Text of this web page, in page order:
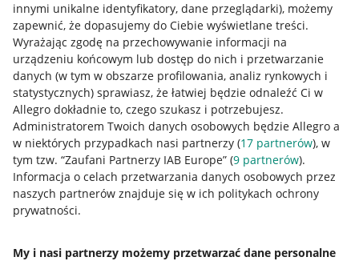
innymi unikalne identyfikatory, dane przeglądarki), możemy
zapewnić, że dopasujemy do Ciebie wyświetlane treści.
Wyrażając zgodę na przechowywanie informacji na
urządzeniu końcowym lub dostęp do nich i przetwarzanie
danych (w tym w obszarze profilowania, analiz rynkowych i
statystycznych) sprawiasz, że łatwiej będzie odnaleźć Ci w
Allegro dokładnie to, czego szukasz i potrzebujesz.
Administratorem Twoich danych osobowych będzie Allegro a
w niektórych przypadkach nasi partnerzy (17 partnerów), w
tym tzw. “Zaufani Partnerzy IAB Europe” (9 partnerów).
Informacja o celach przetwarzania danych osobowych przez
naszych partnerów znajduje się w ich politykach ochrony
prywatności.
My i nasi partnerzy możemy przetwarzać dane personalne
Przydatne informacje
Jak to działa